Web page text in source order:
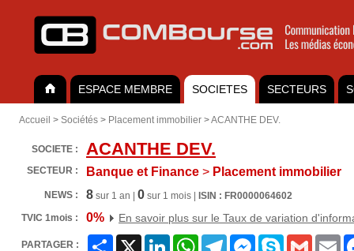
ESPACE MEMBRE SOCIETES SECTEURS
Accueil > Sociétés > Placement immobilier >ACANTHE DEV.
SOCIETE : ACANTHE DEV.
SECTEUR : Banque et Finance > Placement immobilier
NEWS : 8 sur 1 an | 0 sur 1 mois |
ISIN : FR0000064602
TVIC 1mois :
0% En savoir plus sur le Taux de variation
PARTAGER : Partager LinkedInWhatsAppTelegramMessenger
Skype Gmail